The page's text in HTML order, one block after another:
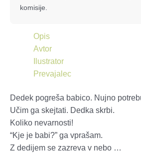
komisije.
Opis
Avtor
Ilustrator
Prevajalec
Dedek pogreša babico. Nujno
Učim ga skejtati. Dedka skrbi.
Koliko nevarnosti!
“Kje je babi?” ga vprašam.
Z dedijem se zazreva v nebo …